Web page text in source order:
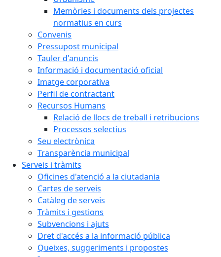
Memòries i documents dels projectes
normatius en curs
Convenis
Pressupost municipal
Tauler d'anuncis
Informació i documentació oficial
Imatge corporativa
Perfil de contractant
Recursos Humans
Relació de llocs de treball i retribucions
Processos selectius
Seu electrònica
Transparència municipal
Serveis i tràmits
Oficines d'atenció a la ciutadania
Cartes de serveis
Catàleg de serveis
Tràmits i gestions
Subvencions i ajuts
Dret d'accés a la informació pública
Queixes, suggeriments i propostes